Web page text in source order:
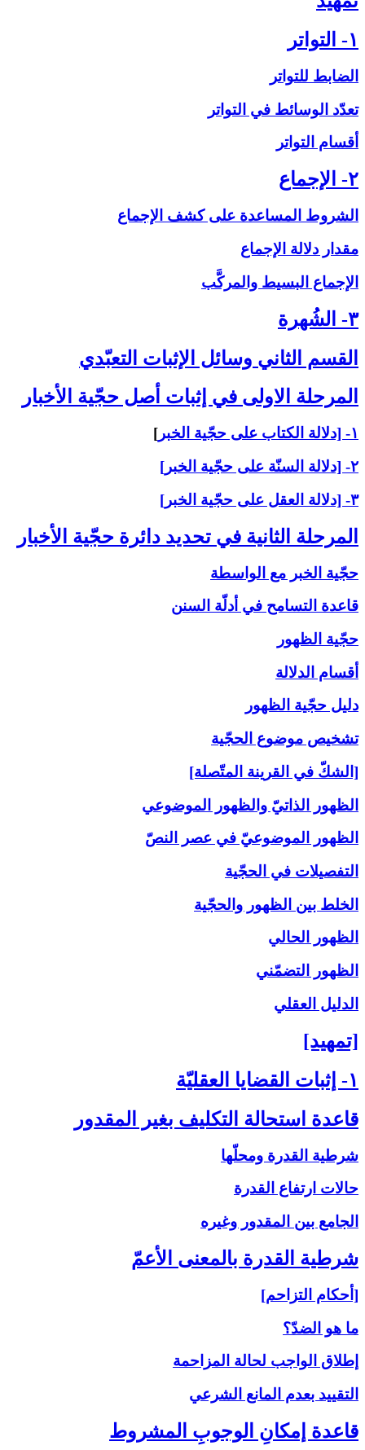
۱- التواتر
الضابط للتواتر
تعدّد الوسائط في التواتر
أقسام التواتر
۲- الإجماع‏
الشروط المساعدة على‏ كشف الإجماع
مقدار دلالة الإجماع
الإجماع البسيط والمركَّب
۳- الشُهرة
القسم الثاني ‏وسائل الإثبات التعبّدي‏
المرحلة الاولى ‏في إثبات أصل حجّية الأخبار
۱- [دلالة الكتاب على حجّية الخبر
]
۲- [دلالة السنّة على حجّية الخبر]
۳- [دلالة العقل على حجّية الخبر]
المرحلة الثانية في تحديد دائرة حجّية الأخبار
حجّية الخبر مع الواسطة
قاعدة التسامح في أدلّة السنن
حجّية الظهور
أقسام الدلالة
دليل حجّية الظهور
تشخيص موضوع الحجّية
[الشكّ في القرينة المتّصلة]
الظهور الذاتيّ والظهور الموضوعي
الظهور الموضوعيّ في عصر النصّ
التفصيلات في الحجّية
الخلط بين الظهور والحجّية
الظهور الحالي
الظهور التضمّني
الدليل العقلي
[تمهيد]
۱- إثبات القضايا العقليّة
قاعدة استحالة التكليف بغير المقدور
شرطية القدرة ومحلّها
حالات ارتفاع القدرة
الجامع بين المقدور وغيره
شرطية القدرة بالمعنى‏ الأعمّ‏
[أحكام التزاحم]
ما هو الضدّ؟
إطلاق الواجب لحالة المزاحمة
التقييد بعدم المانع الشرعي
قاعدة إمكانِ الوجوبِ المشروط